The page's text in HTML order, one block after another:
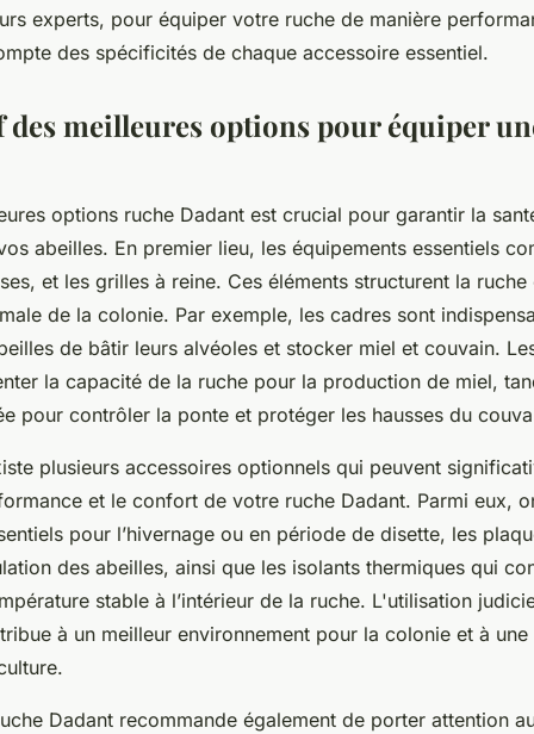
experts, pour équiper votre ruche de manière
des spécificités de chaque accessoire essentiel.
des meilleures options pour équiper
options ruche Dadant est crucial pour garantir la
abeilles. En premier lieu, les équipements essentiels
et les grilles à reine. Ces éléments structurent la
de la colonie. Par exemple, les cadres sont
de bâtir leurs alvéoles et stocker miel et couvain.
la capacité de la ruche pour la production de miel,
pour contrôler la ponte et protéger les hausses du
plusieurs accessoires optionnels qui peuvent
et le confort de votre ruche Dadant. Parmi eux,
pour l’hivernage ou en période de disette, les
des abeilles, ainsi que les isolants thermiques qui
stable à l’intérieur de la ruche. L'utilisation
à un meilleur environnement pour la colonie et à
Dadant recommande également de porter attention